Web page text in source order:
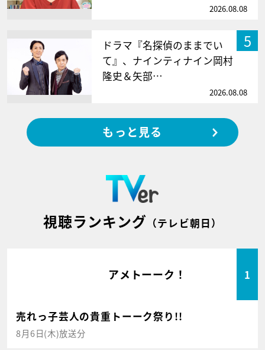
2026.08.08
5
ドラマ『名探偵のままでい
て』、ナインティナイン岡村
隆史＆矢部…
2026.08.08
もっと見る
視聴ランキング （テレビ朝日）
アメトーーク！ 1
売れっ子芸人の貴重トーーク祭り!!
8月6日(木)放送分